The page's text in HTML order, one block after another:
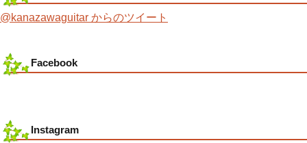
@kanazawaguitar からのツイート
Facebook
Instagram